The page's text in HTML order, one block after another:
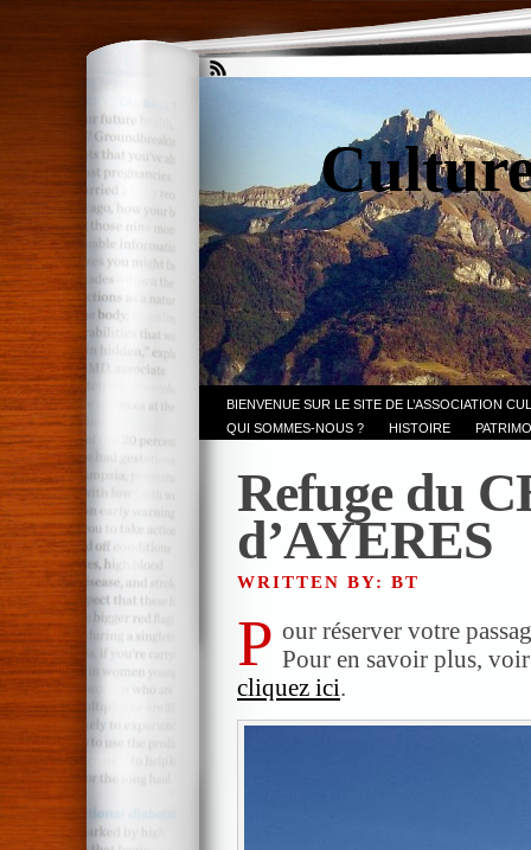
BIENVENUE SUR LE SITE DE L’ASSOCIATION
QUI SOMMES-NOUS ?
HISTOIRE
Refuge du
d’AYERES
WRITTEN BY: BT
P our réserver votre
Pour en savoir plus,
cliquez ici.